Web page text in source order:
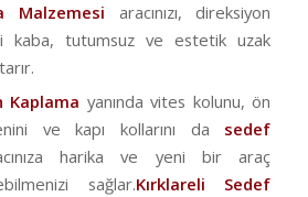
Malzemesi aracınızı, direksiyon
kaba, tutumsuz ve estetik uzak
Kaplama yanında vites kolunu, ön
ve kapı kollarını da sedef
harika ve yeni bir araç
sağlar.Kırklareli Sedef